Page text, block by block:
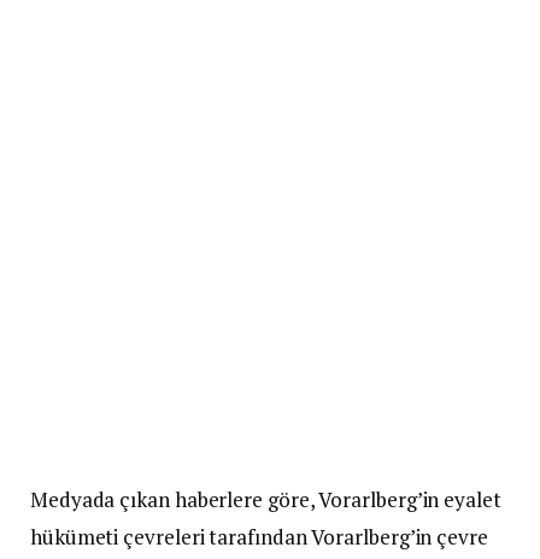
Medyada çıkan haberlere göre, Vorarlberg’in eyalet
hükümeti çevreleri tarafından Vorarlberg’in çevre